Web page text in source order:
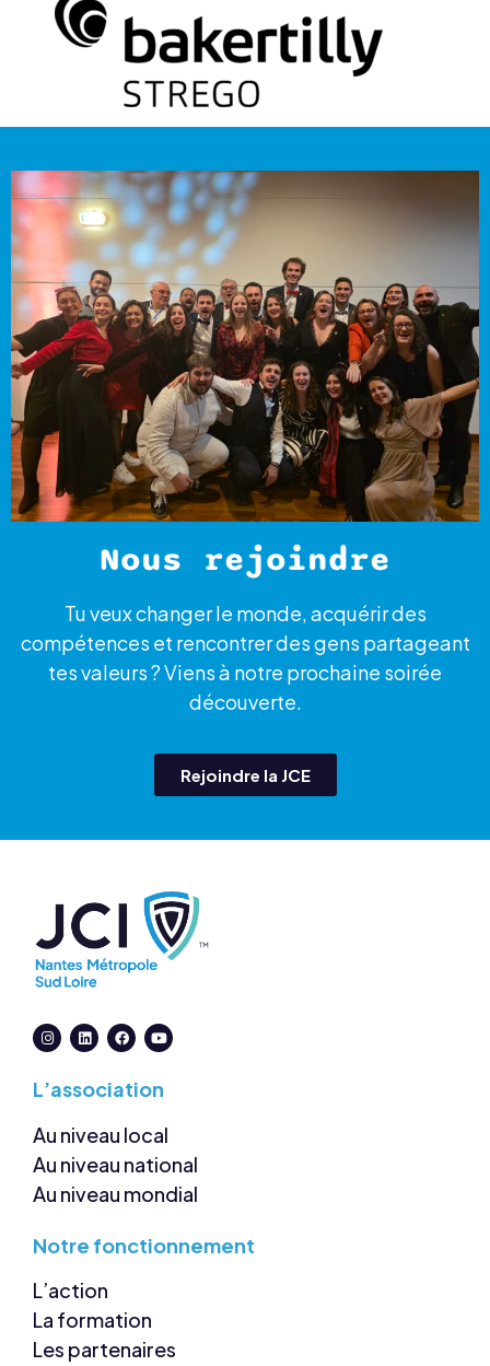
Nous rejoindre
Tu veux changer le monde, acquérir des
compétences et rencontrer des gens partageant
tes valeurs ? Viens à notre prochaine soirée
découverte.
Rejoindre la JCE
L’association
Au niveau local
Au niveau national
Au niveau mondial
Notre fonctionnement
L’action
La formation
Les partenaires